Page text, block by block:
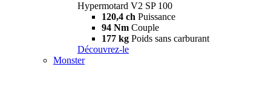
Hypermotard V2 SP 100
120,4 ch Puissance
94 Nm Couple
177 kg Poids sans carburant
Découvrez-le
Monster